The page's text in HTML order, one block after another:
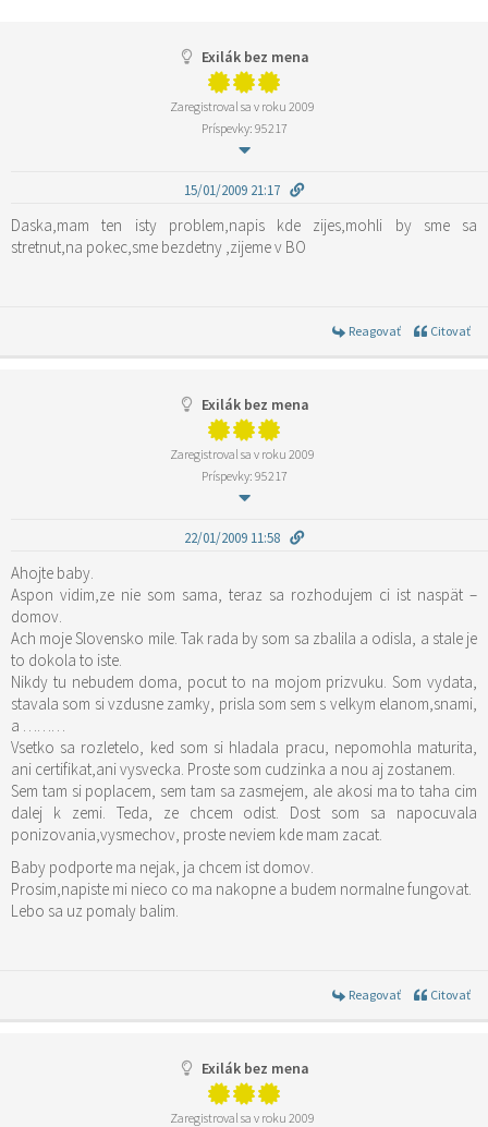
Exilák bez mena
Zaregistroval sa v roku 2009
Príspevky: 95217
15/01/2009 21:17
Daska,mam ten isty problem,napis kde zijes,mohli by sme sa
stretnut,na pokec,sme bezdetny ,zijeme v BO
Reagovať Citovať
Exilák bez mena
Zaregistroval sa v roku 2009
Príspevky: 95217
22/01/2009 11:58
Ahojte baby.
Aspon vidim,ze nie som sama, teraz sa rozhodujem ci ist naspät –
domov.
Ach moje Slovensko mile. Tak rada by som sa zbalila a odisla, a stale je
to dokola to iste.
Nikdy tu nebudem doma, pocut to na mojom prizvuku. Som vydata,
stavala som si vzdusne zamky, prisla som sem s velkym elanom,snami,
a ………
Vsetko sa rozletelo, ked som si hladala pracu, nepomohla maturita,
ani certifikat,ani vysvecka. Proste som cudzinka a nou aj zostanem.
Sem tam si poplacem, sem tam sa zasmejem, ale akosi ma to taha cim
dalej k zemi. Teda, ze chcem odist. Dost som sa napocuvala
ponizovania,vysmechov, proste neviem kde mam zacat.
Baby podporte ma nejak, ja chcem ist domov.
Prosim,napiste mi nieco co ma nakopne a budem normalne fungovat.
Lebo sa uz pomaly balim.
Reagovať Citovať
Exilák bez mena
Zaregistroval sa v roku 2009